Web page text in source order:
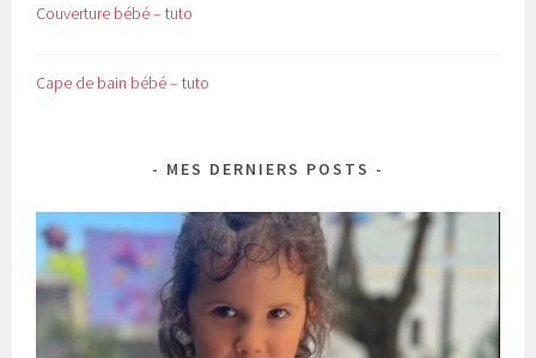
Couverture bébé – tuto
Cape de bain bébé – tuto
MES DERNIERS POSTS